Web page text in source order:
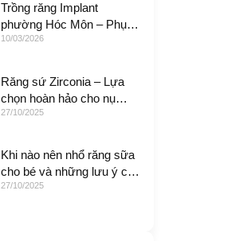
Trồng răng Implant
phường Hóc Môn – Phục
hồi răng mất, ăn nhai thoải
10/03/2026
Răng sứ Zirconia – Lựa
chọn hoàn hảo cho nụ
cười bền đẹp
27/10/2025
Khi nào nên nhổ răng sữa
cho bé và những lưu ý cha
mẹ cần biết
27/10/2025